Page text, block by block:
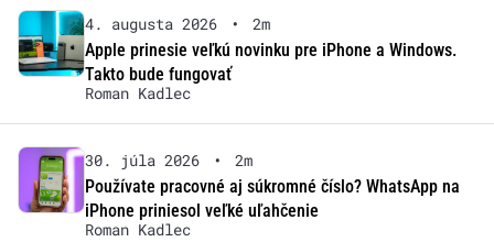
4. augusta 2026 •
2m
Apple prinesie veľkú novinku pre iPhone a Windows.
Takto bude fungovať
Roman Kadlec
30. júla 2026 •
2m
Používate pracovné aj súkromné číslo? WhatsApp na
iPhone priniesol veľké uľahčenie
Roman Kadlec